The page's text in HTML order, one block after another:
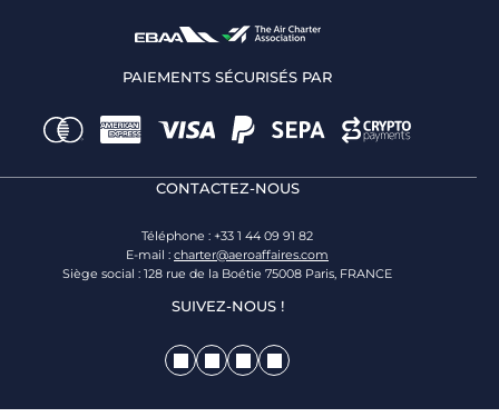
PAIEMENTS SÉCURISÉS PAR
CONTACTEZ-NOUS
Téléphone : +33 1 44 09 91 82
E-mail : charter@aeroaffaires.com
Siège social : 128 rue de la Boétie 75008 Paris, FRANCE
SUIVEZ-NOUS !